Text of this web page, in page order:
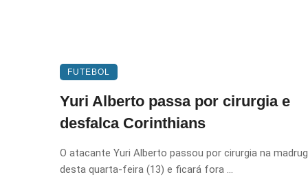
FUTEBOL
Yuri Alberto passa por cirurgia e
desfalca Corinthians
O atacante Yuri Alberto passou por cirurgia na
desta quarta-feira (13) e ficará fora ...